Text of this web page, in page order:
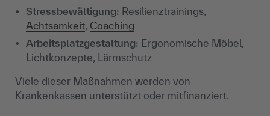
Stressbewältigung: Resilienztrainings,
Achtsamkeit, Coaching
Arbeitsplatzgestaltung: Ergonomische Möbel,
Lichtkonzepte, Lärmschutz
Viele dieser Maßnahmen werden von
Krankenkassen unterstützt oder mitfinanziert.